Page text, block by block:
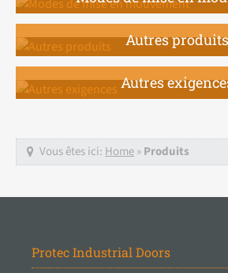
Autres produits
Autres
Vous êtes ici: Home»Produits
Protec Industrial Doors